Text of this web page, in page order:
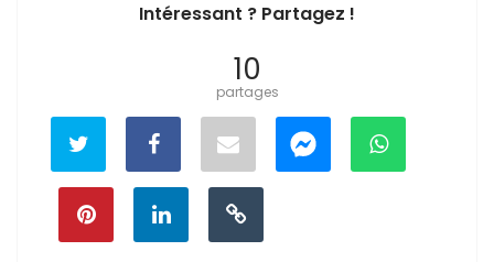
Intéressant ? Partagez !
10
partages